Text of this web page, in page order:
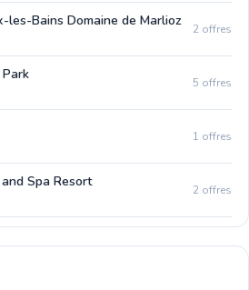
les-Bains Domaine de Marlioz 2 offres
5 offres
1 offres
Spa Resort 2 offres